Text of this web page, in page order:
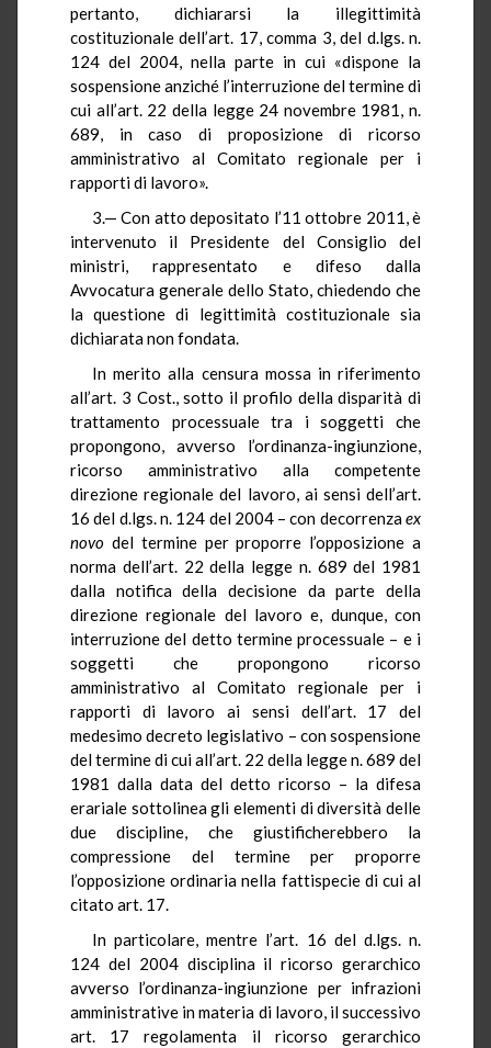
pertanto, dichiararsi la illegittimità
costituzionale dell’art. 17, comma 3, del d.lgs. n.
124 del 2004, nella parte in cui «dispone la
sospensione anziché l’interruzione del termine di
cui all’art. 22 della legge 24 novembre 1981, n.
689, in caso di proposizione di ricorso
amministrativo al Comitato regionale per i
rapporti di lavoro».
3.— Con atto depositato l’11 ottobre 2011, è
intervenuto il Presidente del Consiglio del
ministri, rappresentato e difeso dalla
Avvocatura generale dello Stato, chiedendo che
la questione di legittimità costituzionale sia
dichiarata non fondata.
In merito alla censura mossa in riferimento
all’art. 3 Cost., sotto il profilo della disparità di
trattamento processuale tra i soggetti che
propongono, avverso l’ordinanza-ingiunzione,
ricorso amministrativo alla competente
direzione regionale del lavoro, ai sensi dell’art.
16 del d.lgs. n. 124 del 2004 – con decorrenzaex
novo del termine per proporre l’opposizione a
norma dell’art. 22 della legge n. 689 del 1981
dalla notifica della decisione da parte della
direzione regionale del lavoro e, dunque, con
interruzione del detto termine processuale – e i
soggetti che propongono ricorso
amministrativo al Comitato regionale per i
rapporti di lavoro ai sensi dell’art. 17 del
medesimo decreto legislativo – con sospensione
del termine di cui all’art. 22 della legge n. 689 del
1981 dalla data del detto ricorso – la difesa
erariale sottolinea gli elementi di diversità delle
due discipline, che giustificherebbero la
compressione del termine per proporre
l’opposizione ordinaria nella fattispecie di cui al
citato art. 17.
In particolare, mentre l’art. 16 del d.lgs. n.
124 del 2004 disciplina il ricorso gerarchico
avverso l’ordinanza-ingiunzione per infrazioni
amministrative in materia di lavoro, il successivo
art. 17 regolamenta il ricorso gerarchico